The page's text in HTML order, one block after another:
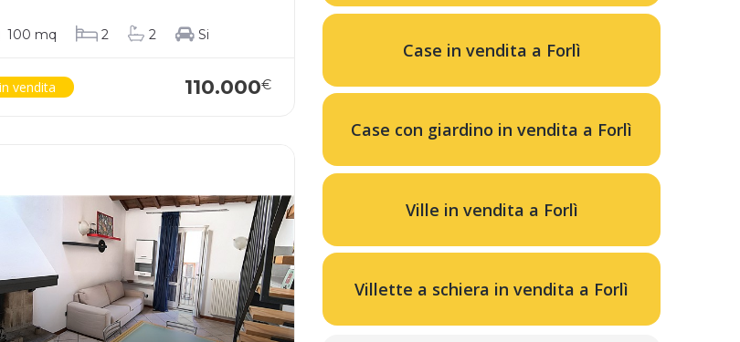
100 mq 2 2 Si
in vendita 110.000€
Case in vendita a Forlì
Case con giardino in vendita a Forlì
Ville in vendita a Forlì
Villette a schiera in vendita a Forlì